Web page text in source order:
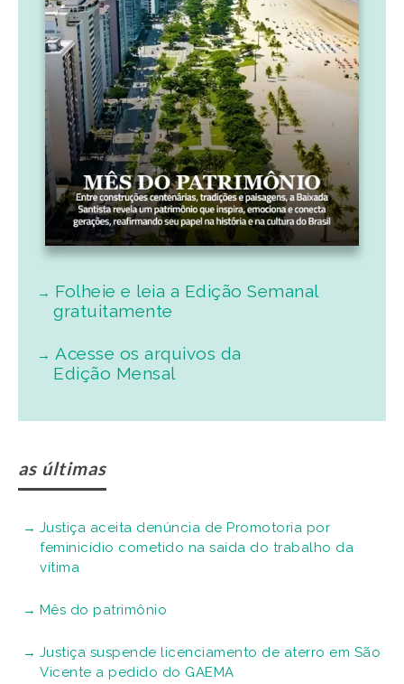
Folheie e leia a Edição Semanal
gratuitamente
Acesse os arquivos da
Edição Mensal
as últimas
Justiça aceita denúncia de Promotoria por
feminicídio cometido na saída do trabalho da
vítima
Mês do patrimônio
Justiça suspende licenciamento de aterro em São
Vicente a pedido do GAEMA